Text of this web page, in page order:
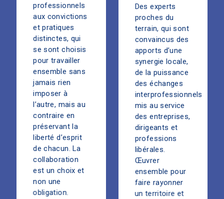
professionnels
aux convictions
et pratiques
distinctes, qui
se sont choisis
pour travailler
ensemble sans
jamais rien
imposer à
l’autre, mais au
contraire en
préservant la
liberté d’esprit
de chacun. La
collaboration
est un choix et
non une
obligation.
Des experts
proches du
terrain, qui sont
convaincus des
apports d’une
synergie locale,
de la puissance
des échanges
interprofessionnels
mis au service
des entreprises,
dirigeants et
professions
libérales.
Œuvrer
ensemble pour
faire rayonner
un territoire et